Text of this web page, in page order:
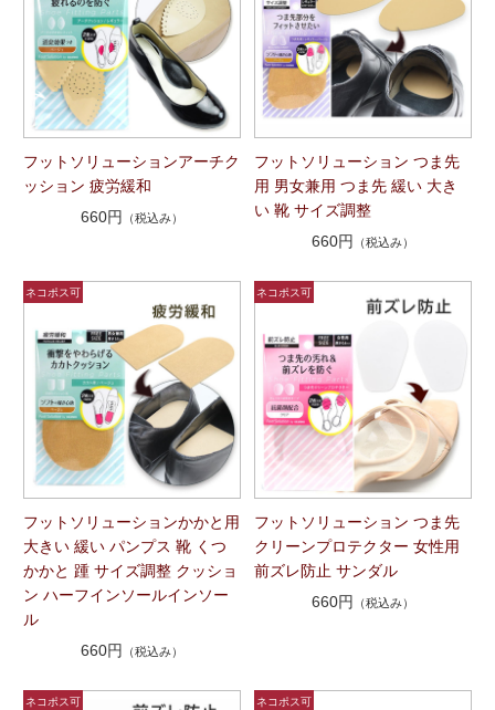
フットソリューションアーチク
ッション 疲労緩和
660円
（税込み）
フットソリューション つま先
用 男女兼用 つま先 緩い 大き
い 靴 サイズ調整
660円
（税込み）
フットソリューションかかと用
大きい 緩い パンプス 靴 くつ
かかと 踵 サイズ調整 クッショ
ン ハーフインソールインソー
ル
660円
（税込み）
フットソリューション つま先
クリーンプロテクター 女性用
前ズレ防止 サンダル
660円
（税込み）